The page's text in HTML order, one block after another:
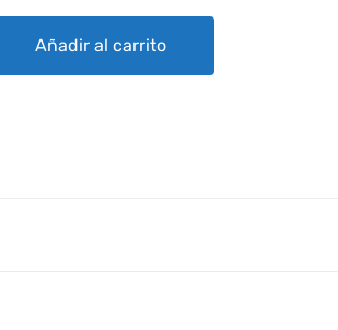
Añadir al carrito